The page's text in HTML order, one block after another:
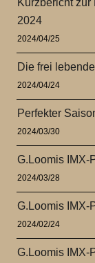
Kurzbericht
2024
2024/04/25
Die frei
2024/04/24
Perfekter
2024/03/30
G.Loomis IMX-
2024/03/28
G.Loomis IMX-
2024/02/24
G.Loomis IMX-